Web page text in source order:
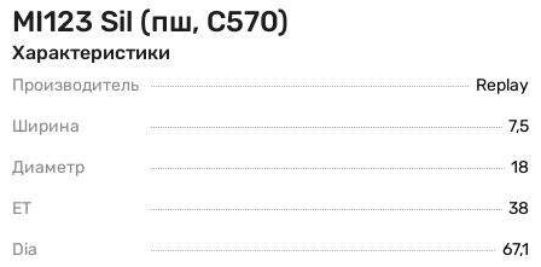
MI123 Sil (пш, C570)
Характеристики
Производитель
Replay
Ширина
7,5
Диаметр
18
ET
38
Dia
67,1